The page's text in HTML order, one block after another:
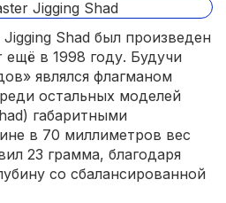
Shad был произведен
в 1998 году. Будучи
являлся флагманом
остальных моделей
габаритными
в 70 миллиметров вес
23 грамма, благодаря
со сбалансированной